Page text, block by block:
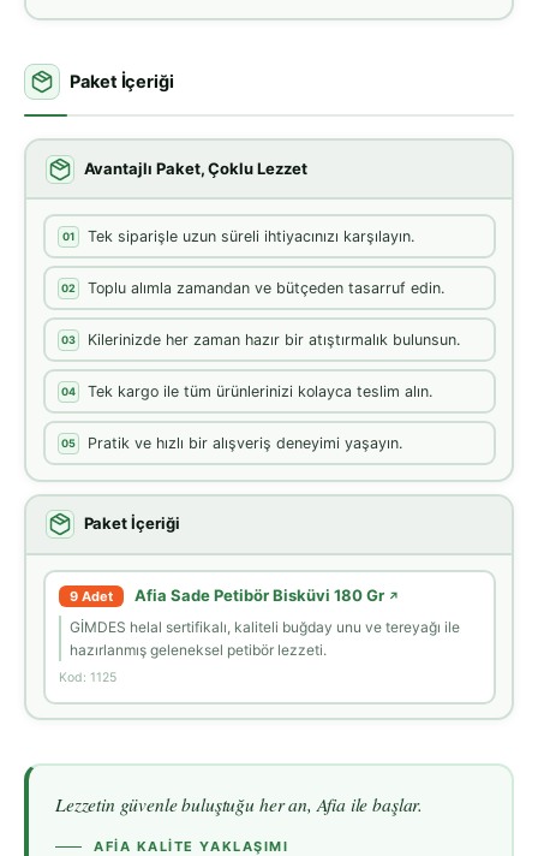
Paket İçeriği
Avantajlı Paket, Çoklu Lezzet
01 Tek siparişle uzun süreli ihtiyacınızı karşılayın.
02 Toplu alımla zamandan ve bütçeden tasarruf edin.
03 Kilerinizde her zaman hazır bir atıştırmalık bulunsun.
04 Tek kargo ile tüm ürünlerinizi kolayca teslim alın.
05 Pratik ve hızlı bir alışveriş deneyimi yaşayın.
Paket İçeriği
9 Adet Afia Sade Petibör Bisküvi 180 Gr ↗
GİMDES helal sertifikalı, kaliteli buğday unu ve tereyağı ile
hazırlanmış geleneksel petibör lezzeti.
Kod: 1125
Lezzetin güvenle buluştuğu her an, Afia ile başlar.
AFIA KALITE YAKLAŞIMI